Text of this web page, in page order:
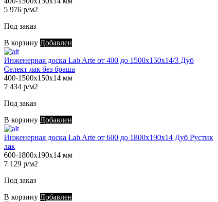
5 976 р/м2
Под заказ
В корзину Добавлен
Инженерная доска Lab Arte от 400 до 1500х150х14/3 Дуб
Селект лак без браша
400-1500х150х14 мм
7 434 р/м2
Под заказ
В корзину Добавлен
Инженерная доска Lab Arte от 600 до 1800х190х14 Дуб Рустик
лак
600-1800х190х14 мм
7 129 р/м2
Под заказ
В корзину Добавлен